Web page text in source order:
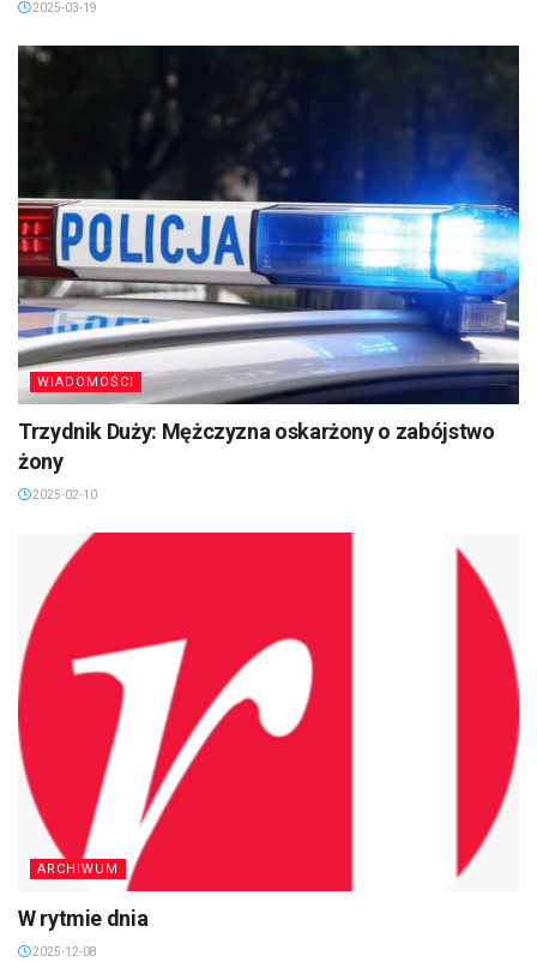
2025-03-19
WIADOMOŚCI
Trzydnik Duży: Mężczyzna oskarżony o zabójstwo
żony
2025-02-10
ARCHIWUM
W rytmie dnia
2025-12-08